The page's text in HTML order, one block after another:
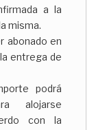
a la
misma.
abonado en
entrega de
podrá
alojarse
con la